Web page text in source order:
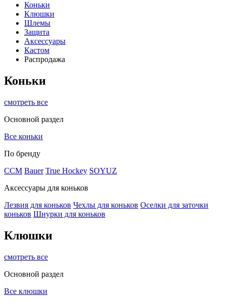
Коньки
Клюшки
Шлемы
Защита
Аксессуары
Кастом
Распродажа
Коньки
смотреть все
Основной раздел
Все коньки
По бренду
ССМ Bauer True Hockey SOYUZ
Аксессуары для коньков
Лезвия для коньков Чехлы для коньков Оселки для заточки
коньков Шнурки для коньков
Клюшки
смотреть все
Основной раздел
Все клюшки